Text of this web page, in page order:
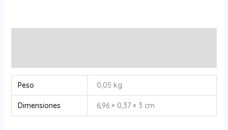
Peso 0,05 kg
Dimensiones 6,96 × 0,37 × 3 cm